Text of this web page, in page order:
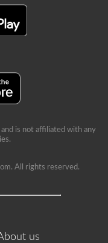
is not affiliated with any
All rights reserved.
us